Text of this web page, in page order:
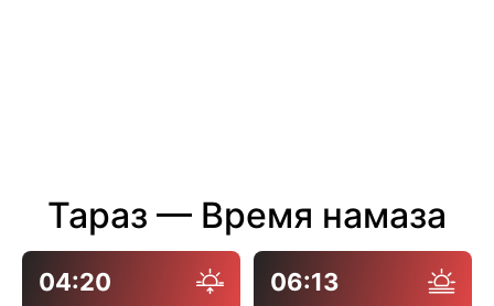
Тараз — Время намаза
04:20 06:13